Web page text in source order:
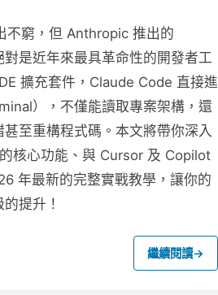
不窮，但 Anthropic 推出的
對是近年來最具革命性的開發者工
擴充套件，Claude Code 直接進
），不僅能讀取專案架構，還
至重構程式碼。本文將帶你深入
核心功能、與 Cursor 及 Copilot
年最新的完整實戰教學，讓你的
提升！
繼續閱讀→